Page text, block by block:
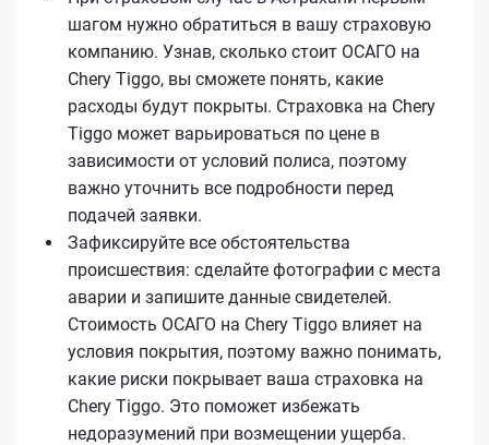
шагом нужно обратиться в вашу страховую
компанию. Узнав, сколько стоит ОСАГО на
Chery Tiggo, вы сможете понять, какие
расходы будут покрыты. Страховка на Chery
Tiggo может варьироваться по цене в
зависимости от условий полиса, поэтому
важно уточнить все подробности перед
подачей заявки.
Зафиксируйте все обстоятельства
происшествия: сделайте фотографии с места
аварии и запишите данные свидетелей.
Стоимость ОСАГО на Chery Tiggo влияет на
условия покрытия, поэтому важно понимать,
какие риски покрывает ваша страховка на
Chery Tiggo. Это поможет избежать
недоразумений при возмещении ущерба.